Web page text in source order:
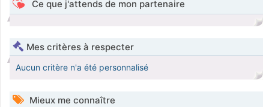
Ce que j'attends de mon partenaire
Mes critères à respecter
Aucun critère n'a été personnalisé
Mieux me connaître